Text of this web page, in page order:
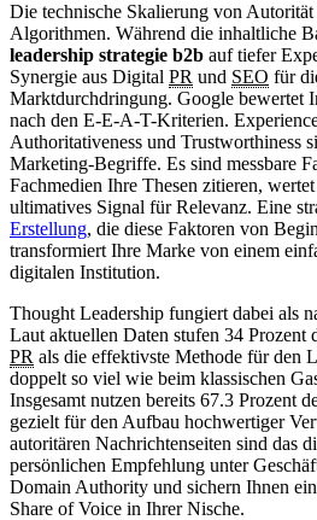
Die technische Skalierung von
Algorithmen. Während die inhaltliche
leadership strategie b2b auf tiefer
Synergie aus Digital PR und SEO für
Marktdurchdringung. Google bewertet
nach den E-E-A-T-Kriterien.
Authoritativeness und Trustworthiness
Marketing-Begriffe. Es sind messbare
Fachmedien Ihre Thesen zitieren,
ultimatives Signal für Relevanz. Eine
Erstellung, die diese Faktoren von
transformiert Ihre Marke von einem
digitalen Institution.
Thought Leadership fungiert dabei als
Laut aktuellen Daten stufen 34 Prozent
PR als die effektivste Methode für den
doppelt so viel wie beim klassischen
Insgesamt nutzen bereits 67.3 Prozent
gezielt für den Aufbau hochwertiger
autoritären Nachrichtenseiten sind das
persönlichen Empfehlung unter
Domain Authority und sichern Ihnen
Share of Voice in Ihrer Nische.